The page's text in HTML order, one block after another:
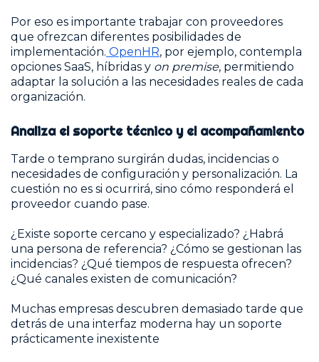
Por eso es importante trabajar con proveedores
que ofrezcan diferentes posibilidades de
implementación. OpenHR, por ejemplo, contempla
opciones SaaS, híbridas y on premise, permitiendo
adaptar la solución a las necesidades reales de cada
organización.
Analiza el soporte técnico y el acompañamiento
Tarde o temprano surgirán dudas, incidencias o
necesidades de configuración y personalización. La
cuestión no es si ocurrirá, sino cómo responderá el
proveedor cuando pase.
¿Existe soporte cercano y especializado? ¿Habrá
una persona de referencia? ¿Cómo se gestionan las
incidencias? ¿Qué tiempos de respuesta ofrecen?
¿Qué canales existen de comunicación?
Muchas empresas descubren demasiado tarde que
detrás de una interfaz moderna hay un soporte
prácticamente inexistente